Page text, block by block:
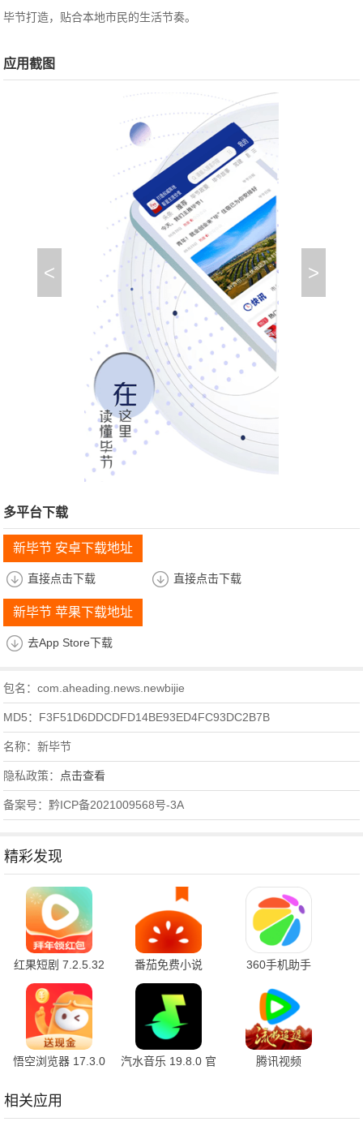
毕节打造，贴合本地市民的生活节奏。
应用截图
< >
多平台下载
新毕节 安卓下载地址
直接点击下载 直接点击下载
新毕节 苹果下载地址
去App Store下载
包名：com.aheading.news.newbijie
MD5：F3F51D6DDCDFD14BE93ED4FC93DC2B7B
名称：新毕节
隐私政策： 点击查看
备案号：黔ICP备2021009568号-3A
精彩发现
红果短剧 7.2.5.32
官方版
番茄免费小说
7.2.5.32 安卓版
360手机助手
悟空浏览器 17.3.0
汽水音乐 19.8.0 官
腾讯视频
相关应用